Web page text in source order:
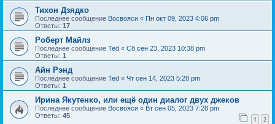
Тихон Дзядко
Последнее сообщение Восвояси « Пн окт 09, 2023 4:06 pm
Ответы: 17
Роберт Майлз
Последнее сообщение Ted « Сб сен 23, 2023 10:38 pm
Ответы: 1
Айн Рэнд
Последнее сообщение Ted « Чт сен 14, 2023 5:28 pm
Ответы: 1
Ирина Якутенко, или ещё один диалог двух джеков
Последнее сообщение Восвояси « Вт сен 05, 2023 7:28 pm
Ответы: 45 1 2